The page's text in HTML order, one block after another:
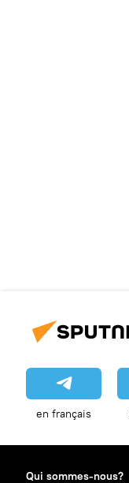
en français
Qui sommes-nous?